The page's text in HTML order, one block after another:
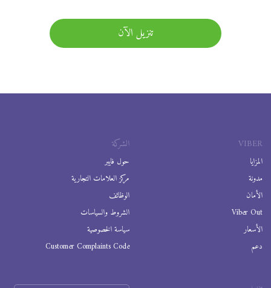
تنزيل الآن
VIBER
المزايا
مدونة
الأمان
Viber Out
الأسعار
دعم
الشركة
حول فايبر
مركز العلامات التجارية
الوظائف
الشروط والسياسات
سياسة الخصوصية
Customer Complaints Code